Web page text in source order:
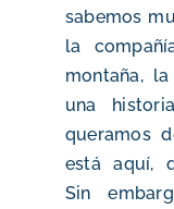
sabemos
la
montaña,
una
queramos
está aquí,
Sin